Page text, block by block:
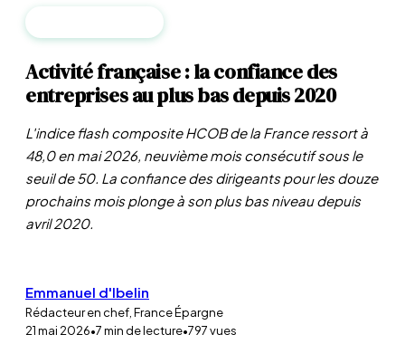
Activité française : la confiance des
entreprises au plus bas depuis 2020
L'indice flash composite HCOB de la France ressort à
48,0 en mai 2026, neuvième mois consécutif sous le
seuil de 50. La confiance des dirigeants pour les douze
prochains mois plonge à son plus bas niveau depuis
avril 2020.
Emmanuel d'Ibelin
Rédacteur en chef, France Épargne
21 mai 2026•7min de lecture•797vues